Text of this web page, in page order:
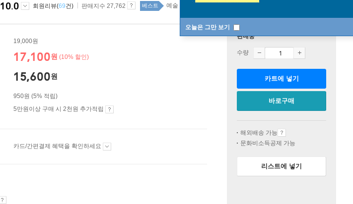
오늘은 그만 보기
10.0 회원리뷰(69건) 판매지수 27,762 베스트 예술 50위
19,000원
17,100원 (10% 할인)
15,600원
950원 (5% 적립)
5만원이상 구매 시 2천원 추가적립
카드/간편결제 혜택을 확인하세요
판매중
수량
카트에 넣기
바로구매
해외배송 가능
문화비소득공제 가능
리스트에 넣기